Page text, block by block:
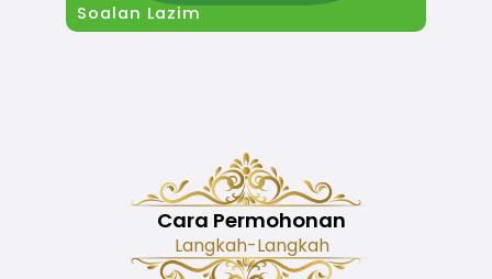
Soalan Lazim
Cara Permohonan
Langkah-Langkah